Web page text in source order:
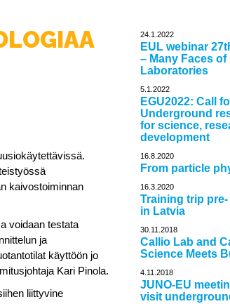
kaivostoiminnan
voidaan testata
ja
käyttöön jo
Kari Pinola.
liittyvine
24.1.2022
EUL webinar
– Many Faces
Laboratories
5.1.2022
EGU2022: Call
Underground
for science,
development
16.8.2020
From particle
16.3.2020
Training trip pre-
in Latvia
30.11.2018
Callio Lab and
Science Meets
4.11.2018
JUNO-EU
visit